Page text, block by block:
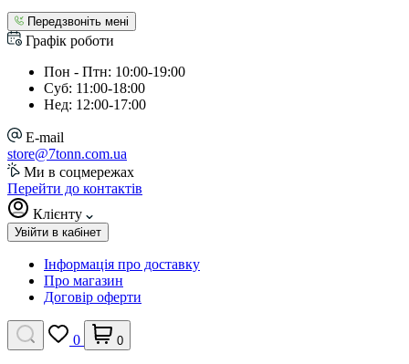
Передзвоніть мені
Графік роботи
Пон - Птн: 10:00-19:00
Суб: 11:00-18:00
Нед: 12:00-17:00
E-mail
store@7tonn.com.ua
Ми в соцмережах
Перейти до контактів
Клієнту
Увійти в кабінет
Інформація про доставку
Про магазин
Договір оферти
0 0